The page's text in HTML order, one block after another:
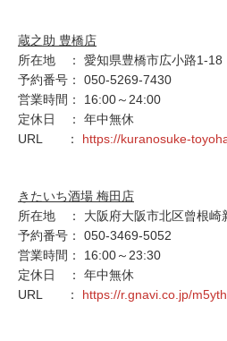
蔵之助 豊橋店
所在地 ： 愛知県豊橋市広小路1-18
予約番号： 050-5269-7430
営業時間： 16:00～24:00
定休日 ： 年中無休
URL ： https://kuranosuke-
きたいち酒場 梅田店
所在地 ： 大阪府大阪市北区曾根崎
予約番号： 050-3469-5052
営業時間： 16:00～23:30
定休日 ： 年中無休
URL ： https://r.gnavi.co.jp/